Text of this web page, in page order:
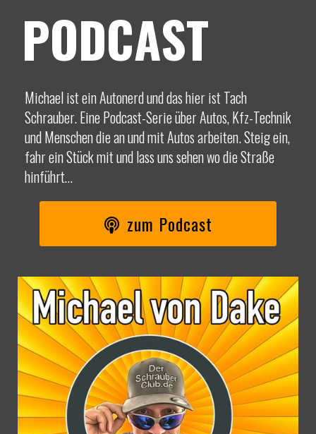
PODCAST
Michael ist ein Autonerd und das hier ist Tach
Schrauber. Eine Podcast-Serie über Autos, Kfz-Technik
und Menschen die an und mit Autos arbeiten. Steig ein,
fahr ein Stück mit und lass uns sehen wo die Straße
hinführt…
zum Podcast